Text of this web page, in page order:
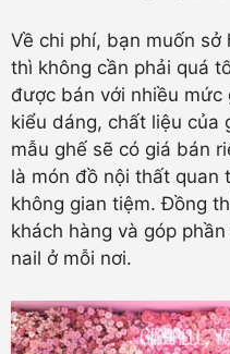
Về chi phí, bạn muốn
thì không cần phải quá
được bán với nhiều mức
kiểu dáng, chất liệu của
mẫu ghế sẽ có giá bán
là món đồ nội thất quan
không gian tiệm. Đồng
khách hàng và góp
nail ở mỗi nơi.